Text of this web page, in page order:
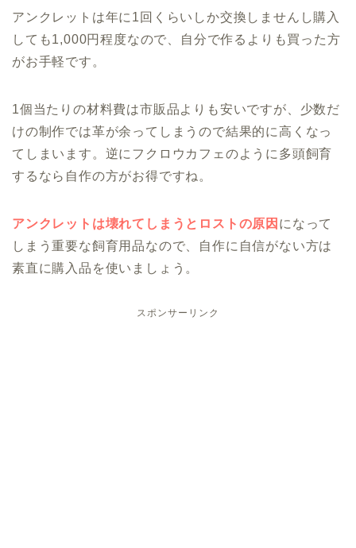
アンクレットは年に1回くらいしか交換しませんし購入
しても1,000円程度なので、自分で作るよりも買った方
がお手軽です。
1個当たりの材料費は市販品よりも安いですが、少数だ
けの制作では革が余ってしまうので結果的に高くなっ
てしまいます。逆にフクロウカフェのように多頭飼育
するなら自作の方がお得ですね。
アンクレットは壊れてしまうとロストの原因 になって
しまう重要な飼育用品なので、自作に自信がない方は
素直に購入品を使いましょう。
スポンサーリンク